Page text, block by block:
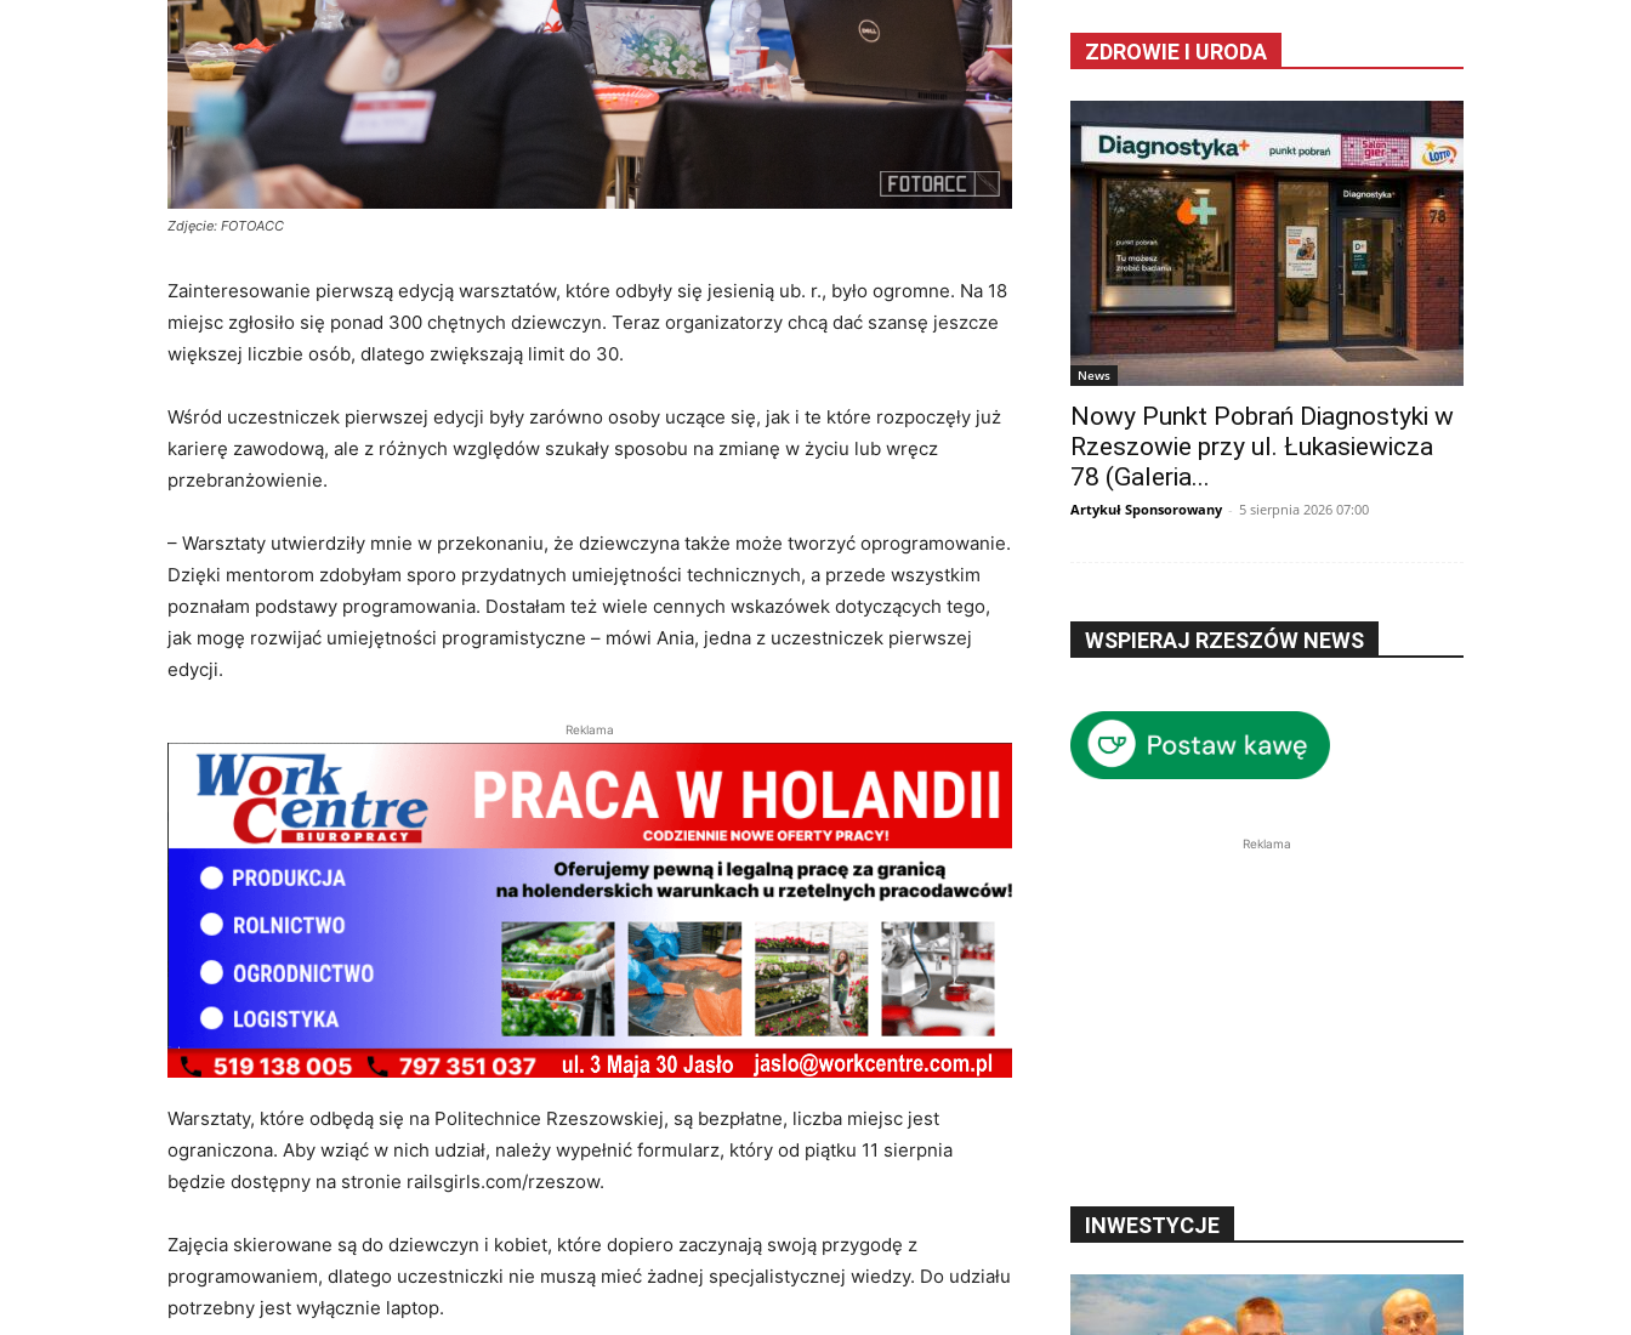
Zdjęcie: FOTOACC
Zainteresowanie pierwszą edycją warsztatów, które odbyły się jesienią ub. r., było ogromne. Na 18
miejsc zgłosiło się ponad 300 chętnych dziewczyn. Teraz organizatorzy chcą dać szansę jeszcze
większej liczbie osób, dlatego zwiększają limit do 30.
Wśród uczestniczek pierwszej edycji były zarówno osoby uczące się, jak i te które rozpoczęły już
karierę zawodową, ale z różnych względów szukały sposobu na zmianę w życiu lub wręcz
przebranżowienie.
– Warsztaty utwierdziły mnie w przekonaniu, że dziewczyna także może tworzyć oprogramowanie.
Dzięki mentorom zdobyłam sporo przydatnych umiejętności technicznych, a przede wszystkim
poznałam podstawy programowania. Dostałam też wiele cennych wskazówek dotyczących tego,
jak mogę rozwijać umiejętności programistyczne – mówi Ania, jedna z uczestniczek pierwszej
edycji.
Reklama
Warsztaty, które odbędą się na Politechnice Rzeszowskiej, są bezpłatne, liczba miejsc jest
ograniczona. Aby wziąć w nich udział, należy wypełnić formularz, który od piątku 11 sierpnia
będzie dostępny na stronie railsgirls.com/rzeszow.
Zajęcia skierowane są do dziewczyn i kobiet, które dopiero zaczynają swoją przygodę z
programowaniem, dlatego uczestniczki nie muszą mieć żadnej specjalistycznej wiedzy. Do udziału
potrzebny jest wyłącznie laptop.
ZDROWIE I URODA
News
Nowy Punkt Pobrań Diagnostyki w
Rzeszowie przy ul. Łukasiewicza
78 (Galeria...
Artykuł Sponsorowany - 5 sierpnia 2026 07:00
WSPIERAJ RZESZÓW NEWS
Reklama
INWESTYCJE